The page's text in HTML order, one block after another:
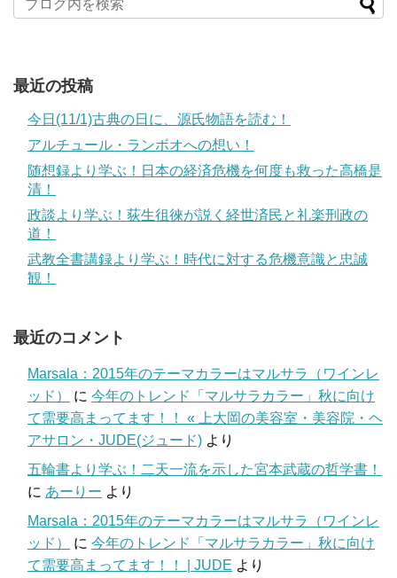
最近の投稿
今日(11/1)古典の日に、源氏物語を読む！
アルチュール・ランボオへの想い！
随想録より学ぶ！日本の経済危機を何度も救った高橋是
清！
政談より学ぶ！荻生徂徠が説く経世済民と礼楽刑政の
道！
武教全書講録より学ぶ！時代に対する危機意識と忠誠
観！
最近のコメント
Marsala：2015年のテーマカラーはマルサラ（ワインレ
ッド）
に 今年のトレンド「マルサラカラー」秋に向け
て需要高まってます！！ « 上大岡の美容室・美容院・ヘ
アサロン・JUDE(ジュード) より
五輪書より学ぶ！二天一流を示した宮本武蔵の哲学書！
に あーりー より
Marsala：2015年のテーマカラーはマルサラ（ワインレ
ッド）
に 今年のトレンド「マルサラカラー」秋に向け
て需要高まってます！！ | JUDE より